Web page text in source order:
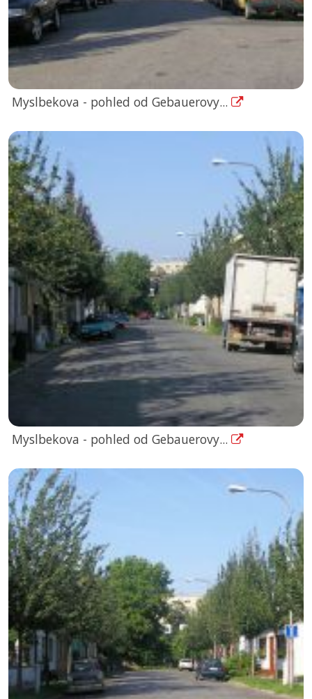
Myslbekova - pohled od Gebauerovy...
Myslbekova - pohled od Gebauerovy...